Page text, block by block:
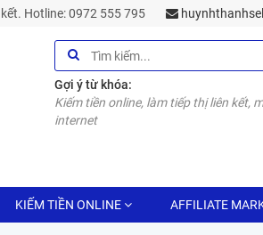
Hotline: 0972 555 795
Gợi ý từ khóa:
Kiếm tiền online, làm tiếp thị liên kết,
internet
KIẾM TIỀN ONLINE AFFILIATE